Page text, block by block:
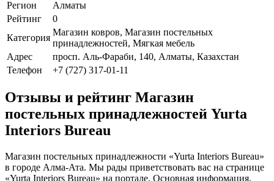
Регион
Алматы
Рейтинг
0
Категория
Магазин ковров, Магазин постельных
принадлежностей, Мягкая мебель
Адрес
просп. Аль-Фараби, 140, Алматы, Казахстан
Телефон
+7 (727) 317-01-11
Отзывы и рейтинг Магазин
постельных принадлежностей Yurta
Interiors Bureau
Магазин постельных принадлежности «Yurta Interiors Bureau»
в городе Алма-Ата. Мы рады приветствовать вас на странице
«Yurta Interiors Bureau» на портале. Основная информация,